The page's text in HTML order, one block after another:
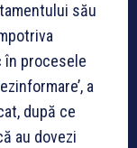
său
în procesele
a
după ce
au dovezi